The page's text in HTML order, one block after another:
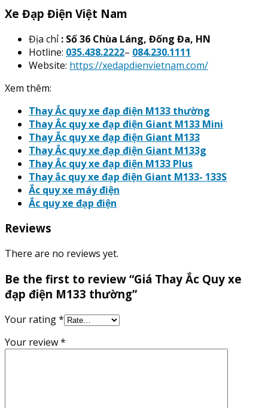
Xe Đạp Điện Việt Nam
Địa chỉ : Số 36 Chùa Láng, Đống Đa, HN
Hotline: 035.438.2222– 084.230.1111
Website: https://xedapdienvietnam.com/
Xem thêm:
Thay Ắc quy xe đạp điện M133 thường
Thay Ắc quy xe đạp điện Giant M133 Mini
Thay Ắc quy xe đạp điện Giant M133
Thay Ắc quy xe đạp điện Giant M133g
Thay Ắc quy xe đạp điện M133 Plus
Thay ắc quy xe đạp điện Giant M133- 133S
Ắc quy xe máy điện
Ắc quy xe đạp điện
Reviews
There are no reviews yet.
Be the first to review “Giá Thay Ắc Quy xe
đạp điện M133 thường”
Your rating*
Your review*